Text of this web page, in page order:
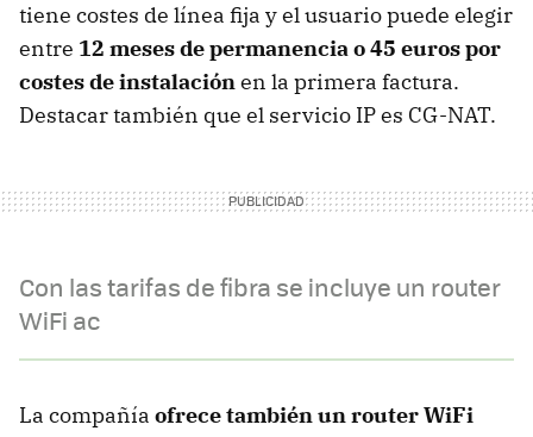
tiene costes de línea fija y el usuario puede elegir
entre 12 meses de permanencia o 45 euros por
costes de instalaciónen la primera factura.
Destacar también que el servicio IP es CG-NAT.
Con las tarifas de fibra se incluye un router
WiFi ac
La compañía ofrece también un router WiFi